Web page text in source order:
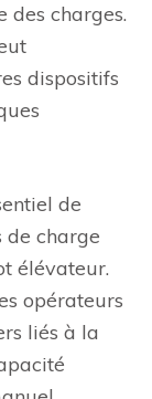
des charges.
dispositifs
de
de charge
élévateur.
opérateurs
liés à la